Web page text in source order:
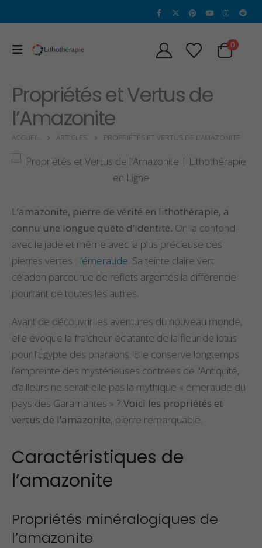
0
Propriétés et Vertus de
l’Amazonite
ACCUEIL ARTICLES PROPRIÉTÉS ET VERTUS DE L’AMAZONITE
L’amazonite, pierre de vérité en lithothérapie, a
connu une longue quête d’identité. On la confond
avec le jade et même avec la plus précieuse des
pierres vertes : l’émeraude. Sa teinte claire vert
céladon parcourue de reflets argentés la différencie
pourtant de toutes les autres.
Avant de découvrir les aventures du nouveau monde,
elle évoque la fraîcheur éclatante de la fleur de lotus
pour l’Égypte des pharaons. Elle conserve longtemps
l’empreinte des mystérieuses contrées de l’Antiquité,
d’ailleurs ne serait-elle pas la mythique « émeraude du
pays des Garamantes » ? Voici les propriétés et
vertus de l’amazonite, pierre remarquable.
Caractéristiques de
l’amazonite
Propriétés minéralogiques de
l’amazonite